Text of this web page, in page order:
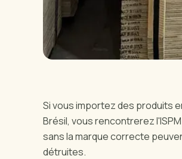
Si vous importez des produits
Brésil, vous rencontrerez
sans la marque correcte
détruites.